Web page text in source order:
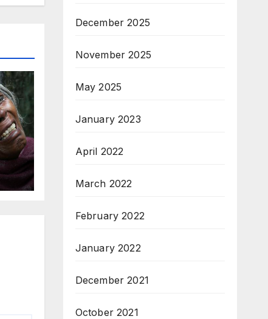
December 2025
November 2025
May 2025
January 2023
April 2022
March 2022
February 2022
January 2022
December 2021
October 2021